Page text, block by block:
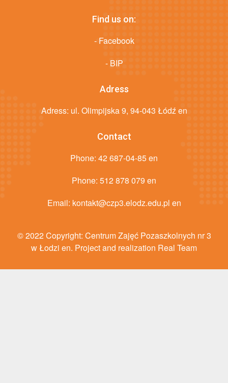
Find us on:
- Facebook
- BIP
Adress
Adress: ul. Olimpijska 9, 94-043 Łódź en
Contact
Phone: 42 687-04-85 en
Phone: 512 878 079 en
Email: kontakt@czp3.elodz.edu.pl en
© 2022 Copyright: Centrum Zajęć Pozaszkolnych nr 3
w Łodzi en. Project and realization Real Team